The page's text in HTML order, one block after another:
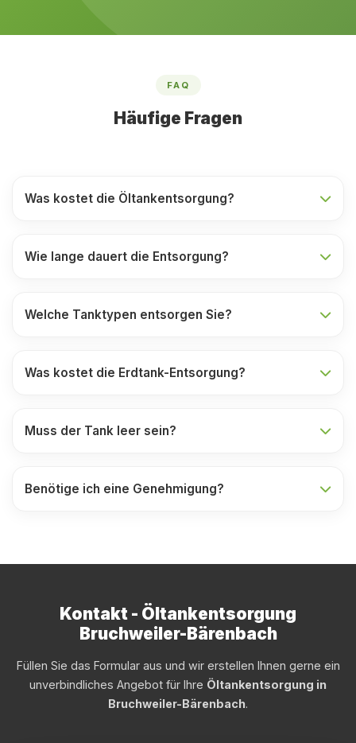
FAQ
Häufige Fragen
Was kostet die Öltankentsorgung?
Wie lange dauert die Entsorgung?
Welche Tanktypen entsorgen Sie?
Was kostet die Erdtank-Entsorgung?
Muss der Tank leer sein?
Benötige ich eine Genehmigung?
Kontakt - Öltankentsorgung
Bruchweiler-Bärenbach
Füllen Sie das Formular aus und wir erstellen Ihnen gerne ein
unverbindliches Angebot für Ihre Öltankentsorgung in
Bruchweiler-Bärenbach.